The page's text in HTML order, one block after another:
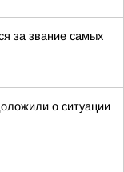
за звание самых
о ситуации